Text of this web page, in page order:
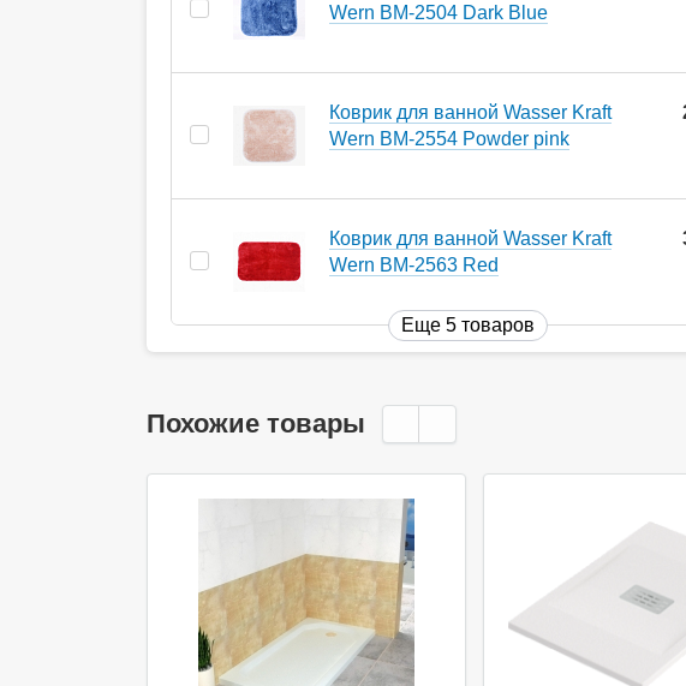
Wern BM-2504 Dark Blue
Коврик для ванной Wasser Kraft
Wern BM-2554 Powder pink
Коврик для ванной Wasser Kraft
Wern BM-2563 Red
Еще 5 товаров
Похожие товары